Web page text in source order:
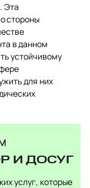
Эта
стороны
в данном
устойчивому
для них
И ДОСУГ
услуг, которые